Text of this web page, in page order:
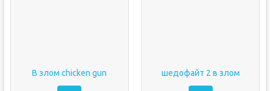
В злом chicken gun шедофайт 2 в злом